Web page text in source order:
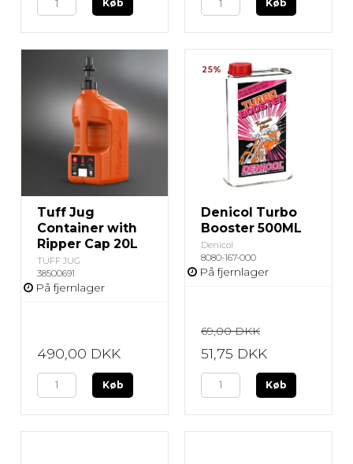
Køb Køb
Tuff Jug
Container with
Ripper Cap 20L
TUFF JUG
38500691
På fjernlager
490,00 DKK
Køb
25%
Denicol Turbo
Booster 500ML
Denicol
8080-167-000
På fjernlager
69,00 DKK
51,75 DKK
Køb